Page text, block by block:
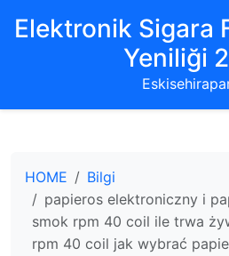
Elektronik Sigara
Yeniliği
HOME
Bilgi
papieros elektroniczny i
smok rpm 40 coil ile trwa
rpm 40 coil jak wybrać